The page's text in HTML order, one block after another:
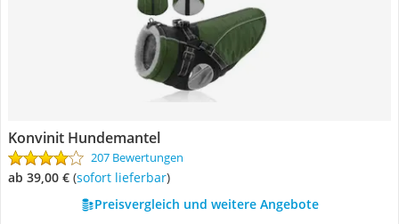
Konvinit Hundemantel
207 Bewertungen
ab 39,00 € ( Sofort lieferbar)
Preisvergleich und weitere Angebote